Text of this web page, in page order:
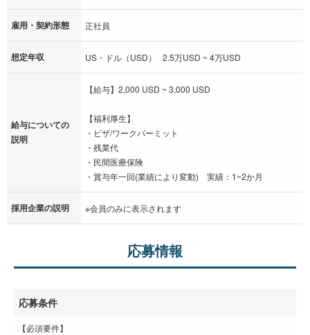
雇用・契約形態 正社員
想定年収 US・ドル（USD） 2.5万USD ~ 4万USD
給与についての
説明
【給与】2,000 USD ~ 3,000 USD
【福利厚生】
・ビザ/ワークパーミット
・残業代
・民間医療保険
・賞与年一回(業績により変動) 実績：1~2か月
採用企業の説明 ※会員のみに表示されます
応募情報
応募条件
【必須要件】